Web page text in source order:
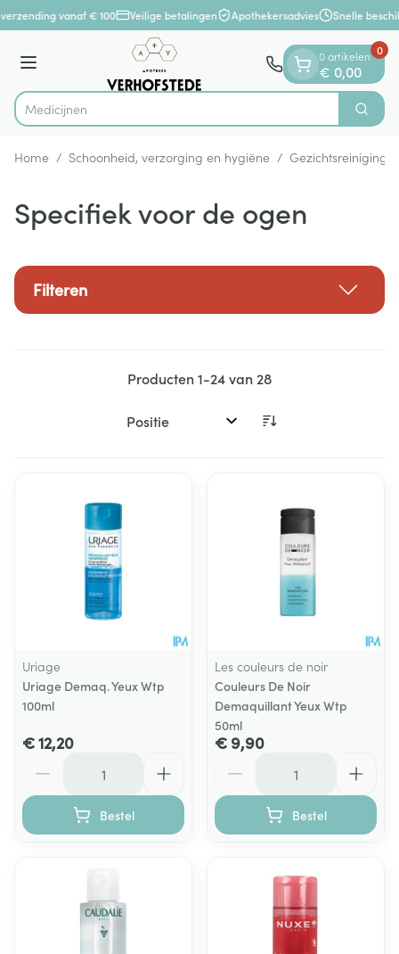
Ga naar de inhoud
1 van 1vanaf € 100 Veilige betalingen Apothekersadvies Snelle
Menu
Product, merk, categorie... Zoek
0 artikelen
€ 0,00
0
Home / Schoonheid, verzorging en hygiëne / Gezichtsreiniging
Specifiek voor de ogen
Filteren
Producten1-24van 28
Sorteer op:
Uriage
Uriage Demaq. Yeux Wtp
100ml
€ 12,20
Bestel
Les couleurs de noir
Couleurs De Noir
Demaquillant Yeux Wtp
50ml
€ 9,90
Bestel